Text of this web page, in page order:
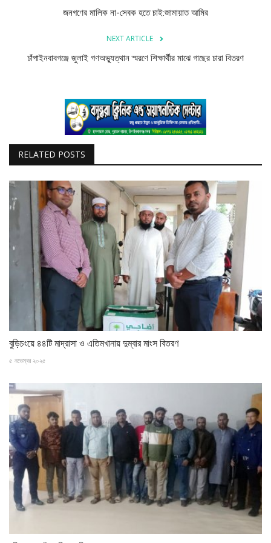
জনগণের মালিক না-সেবক হতে চাই:জামায়াত আমির
NEXT ARTICLE
চাঁপাইনবাবগঞ্জে জুলাই গণঅভ্যুত্থান স্মরণে শিক্ষার্থীর মাঝে গাছের চারা বিতরণ
RELATED POSTS
বুড়িচংয়ে ৪৪টি মাদ্রাসা ও এতিমখানায় দুম্বার মাংস বিতরণ
৫ নভেম্বর ২০২৫